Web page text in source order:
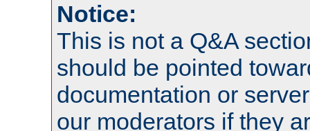
Notice:
This is not a Q&A
should be pointed
documentation or
our moderators if they